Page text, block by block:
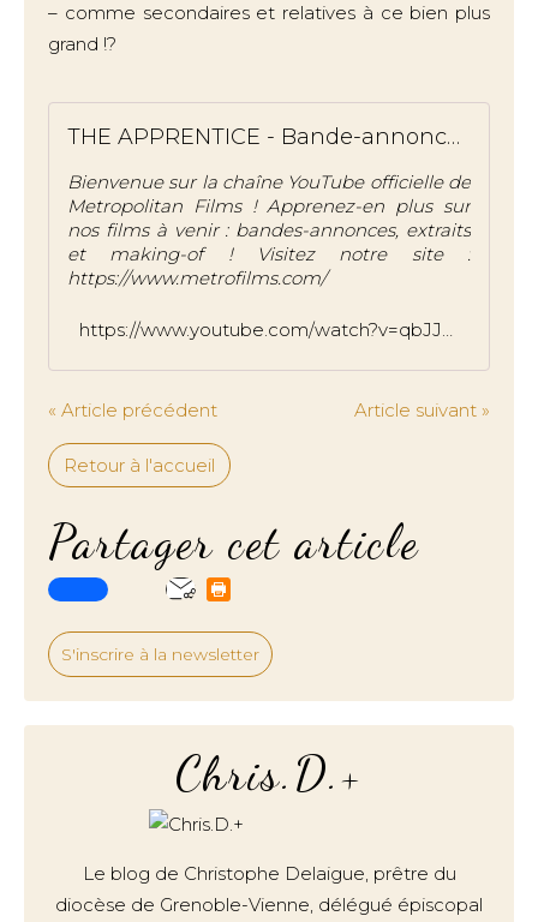
– comme secondaires et relatives à ce bien plus
grand !?
THE APPRENTICE - Bande-annonce VOST
Bienvenue sur la chaîne YouTube officielle de
Metropolitan Films ! Apprenez-en plus sur
nos films à venir : bandes-annonces, extraits
et making-of ! Visitez notre site :
https://www.metrofilms.com/
https://www.youtube.com/watch?v=qbJJW6JqVx8
« Article précédent Article suivant »
Retour à l'accueil
Partager cet article
S'inscrire à la newsletter
Chris.D.+
Le blog de Christophe Delaigue, prêtre du
diocèse de Grenoble-Vienne, délégué épiscopal